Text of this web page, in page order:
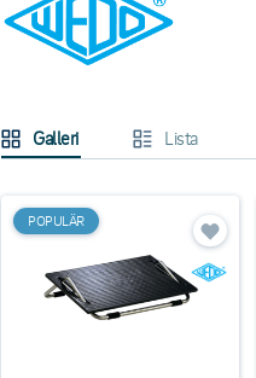
Galleri Lista
POPULÄR